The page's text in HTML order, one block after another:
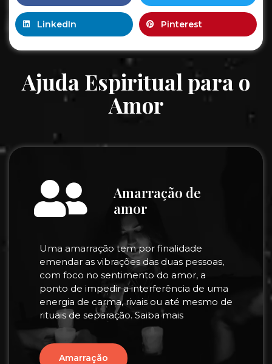
LinkedIn Pinterest
Ajuda Espiritual para o
Amor
Amarração de
amor
Uma amarração tem por finalidade
emendar as vibrações das duas pessoas,
com foco no sentimento do amor, a
ponto de impedir a interferência de uma
energia de carma, rivais ou até mesmo de
rituais de separação. Saiba mais
Amarração